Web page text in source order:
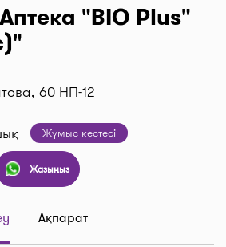
"BIO Plus"
60 НП-12
Жұмыс кестесі
Жазыңыз
Ақпарат